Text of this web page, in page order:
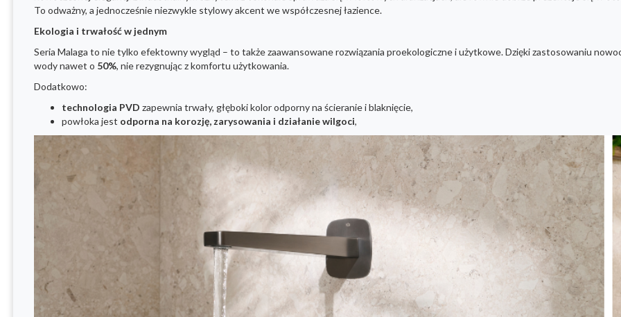
To odważny, a jednocześnie niezwykle stylowy akcent we współczesnej łazience.
Ekologia i trwałość w jednym
Seria Malaga to nie tylko efektowny wygląd – to także zaawansowane rozwiązania proekologiczne i użytkowe. Dzięki zastosowaniu
wody nawet o 50%, nie rezygnując z komfortu użytkowania.
Dodatkowo:
technologia PVD zapewnia trwały, głęboki kolor odporny na ścieranie i blaknięcie,
powłoka jest odporna na korozję, zarysowania i działanie wilgoci,